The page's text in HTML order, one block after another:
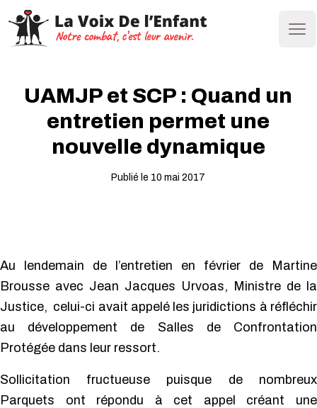
UAMJP et SCP : Quand un
entretien permet une
nouvelle dynamique
Publié le 10 mai 2017
Au lendemain de l’entretien en février de Martine
Brousse avec Jean Jacques Urvoas, Ministre de la
Justice, celui-ci avait appelé les juridictions à réfléchir
au développement de Salles de Confrontation
Protégée dans leur ressort.
Sollicitation fructueuse puisque de nombreux
Parquets ont répondu à cet appel créant une